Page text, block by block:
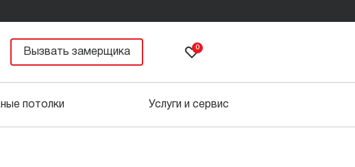
Вызвать замерщика 0
потолки Услуги и сервис